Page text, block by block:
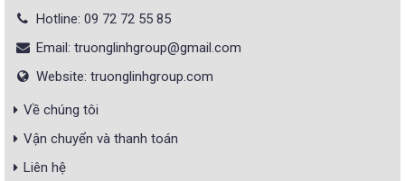
Hotline: 09 72 72 55 85
Email: truonglinhgroup@gmail.com
Website: truonglinhgroup.com
Về chúng tôi
Vận chuyển và thanh toán
Liên hệ